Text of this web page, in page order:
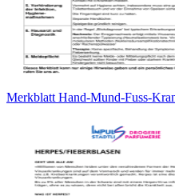
Merkblatt Hand-Mund-Fuss-